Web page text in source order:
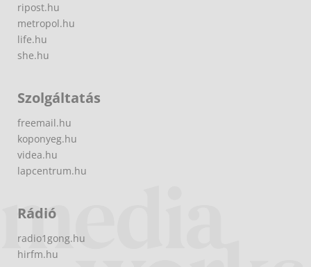
ripost.hu
metropol.hu
life.hu
she.hu
Szolgáltatás
freemail.hu
koponyeg.hu
videa.hu
lapcentrum.hu
Rádió
radio1gong.hu
hirfm.hu